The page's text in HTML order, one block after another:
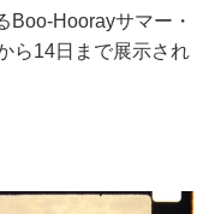
Hoorayサマー・
ら14日まで展示され